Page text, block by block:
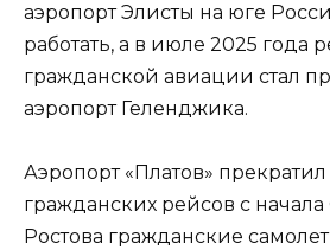
аэропорт Элисты на юге
работать, а в июле 2025 года
гражданской авиации стал
аэропорт Геленджика.
Аэропорт «Платов»
гражданских рейсов с
Ростова гражданские